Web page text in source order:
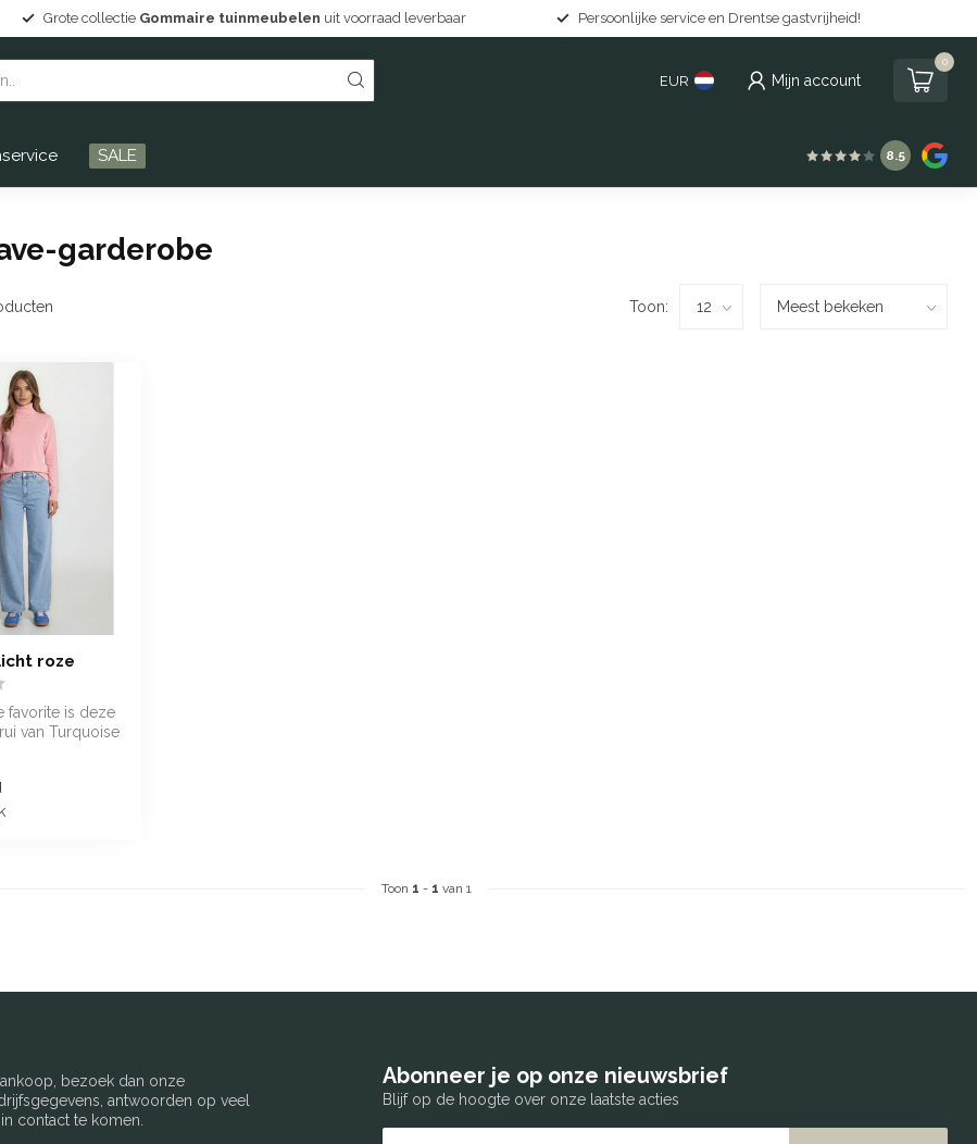
Grote collectie Gommaire tuinmeubelen uit voorraad leverbaar Persoonlijke service en Drentse gastvrijheid!
EUR Mijn account
0
SALE 8.5
garderobe
Toon:
roze
favorite is deze
van Turquoise
Toon 1 - 1 van 1
bezoek dan onze
antwoorden op veel
contact te komen.
Abonneer je op onze nieuwsbrief
Blijf op de hoogte over onze laatste acties